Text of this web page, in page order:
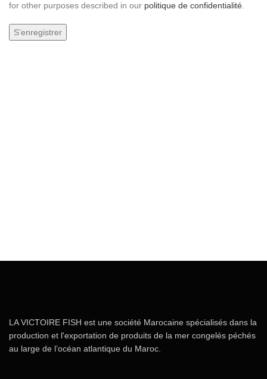
for other purposes described in our politique de confidentialité
S’enregistrer
LA VICTOIRE FISH est une société Marocaine spécialisés dans la
production et l'exportation de produits de la mer congelés péchés
au large de l’océan atlantique du Maroc.